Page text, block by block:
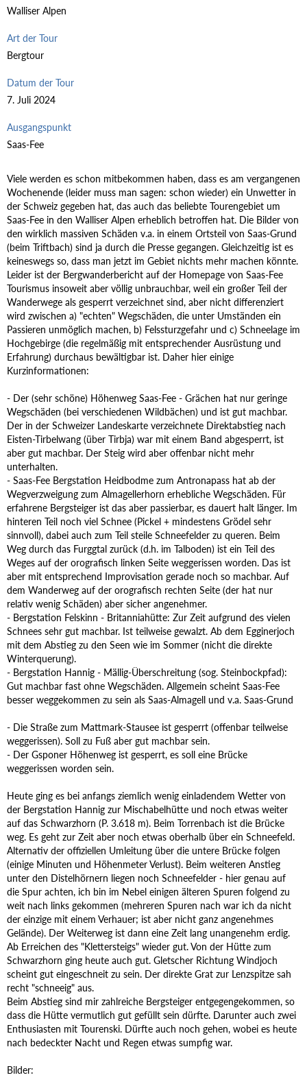
Walliser Alpen
Art der Tour
Bergtour
Datum der Tour
7. Juli 2024
Ausgangspunkt
Saas-Fee
Viele werden es schon mitbekommen haben, dass es am vergangenen
Wochenende (leider muss man sagen: schon wieder) ein Unwetter in
der Schweiz gegeben hat, das auch das beliebte Tourengebiet um
Saas-Fee in den Walliser Alpen erheblich betroffen hat. Die Bilder von
den wirklich massiven Schäden v.a. in einem Ortsteil von Saas-Grund
(beim Triftbach) sind ja durch die Presse gegangen. Gleichzeitig ist es
keineswegs so, dass man jetzt im Gebiet nichts mehr machen könnte.
Leider ist der Bergwanderbericht auf der Homepage von Saas-Fee
Tourismus insoweit aber völlig unbrauchbar, weil ein großer Teil der
Wanderwege als gesperrt verzeichnet sind, aber nicht differenziert
wird zwischen a) "echten" Wegschäden, die unter Umständen ein
Passieren unmöglich machen, b) Felssturzgefahr und c) Schneelage im
Hochgebirge (die regelmäßig mit entsprechender Ausrüstung und
Erfahrung) durchaus bewältigbar ist. Daher hier einige
Kurzinformationen:
- Der (sehr schöne) Höhenweg Saas-Fee - Grächen hat nur geringe
Wegschäden (bei verschiedenen Wildbächen) und ist gut machbar.
Der in der Schweizer Landeskarte verzeichnete Direktabstieg nach
Eisten-Tirbelwang (über Tirbja) war mit einem Band abgesperrt, ist
aber gut machbar. Der Steig wird aber offenbar nicht mehr
unterhalten.
- Saas-Fee Bergstation Heidbodme zum Antronapass hat ab der
Wegverzweigung zum Almagellerhorn erhebliche Wegschäden. Für
erfahrene Bergsteiger ist das aber passierbar, es dauert halt länger. Im
hinteren Teil noch viel Schnee (Pickel + mindestens Grödel sehr
sinnvoll), dabei auch zum Teil steile Schneefelder zu queren. Beim
Weg durch das Furggtal zurück (d.h. im Talboden) ist ein Teil des
Weges auf der orografisch linken Seite weggerissen worden. Das ist
aber mit entsprechend Improvisation gerade noch so machbar. Auf
dem Wanderweg auf der orografisch rechten Seite (der hat nur
relativ wenig Schäden) aber sicher angenehmer.
- Bergstation Felskinn - Britanniahütte: Zur Zeit aufgrund des vielen
Schnees sehr gut machbar. Ist teilweise gewalzt. Ab dem Egginerjoch
mit dem Abstieg zu den Seen wie im Sommer (nicht die direkte
Winterquerung).
- Bergstation Hannig - Mällig-Überschreitung (sog. Steinbockpfad):
Gut machbar fast ohne Wegschäden. Allgemein scheint Saas-Fee
besser weggekommen zu sein als Saas-Almagell und v.a. Saas-Grund
- Die Straße zum Mattmark-Stausee ist gesperrt (offenbar teilweise
weggerissen). Soll zu Fuß aber gut machbar sein.
- Der Gsponer Höhenweg ist gesperrt, es soll eine Brücke
weggerissen worden sein.
Heute ging es bei anfangs ziemlich wenig einladendem Wetter von
der Bergstation Hannig zur Mischabelhütte und noch etwas weiter
auf das Schwarzhorn (P. 3.618 m). Beim Torrenbach ist die Brücke
weg. Es geht zur Zeit aber noch etwas oberhalb über ein Schneefeld.
Alternativ der offiziellen Umleitung über die untere Brücke folgen
(einige Minuten und Höhenmeter Verlust). Beim weiteren Anstieg
unter den Distelhörnern liegen noch Schneefelder - hier genau auf
die Spur achten, ich bin im Nebel einigen älteren Spuren folgend zu
weit nach links gekommen (mehreren Spuren nach war ich da nicht
der einzige mit einem Verhauer; ist aber nicht ganz angenehmes
Gelände). Der Weiterweg ist dann eine Zeit lang unangenehm erdig.
Ab Erreichen des "Klettersteigs" wieder gut. Von der Hütte zum
Schwarzhorn ging heute auch gut. Gletscher Richtung Windjoch
scheint gut eingeschneit zu sein. Der direkte Grat zur Lenzspitze sah
recht "schneeig" aus.
Beim Abstieg sind mir zahlreiche Bergsteiger entgegengekommen, so
dass die Hütte vermutlich gut gefüllt sein dürfte. Darunter auch zwei
Enthusiasten mit Tourenski. Dürfte auch noch gehen, wobei es heute
nach bedeckter Nacht und Regen etwas sumpfig war.
Bilder: